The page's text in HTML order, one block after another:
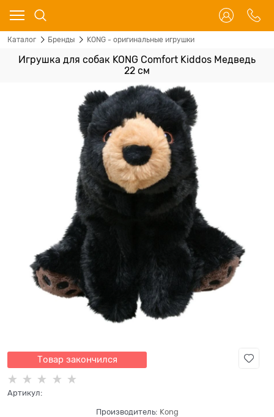
Каталог Бренды KONG - оригинальные игрушки
Игрушка для собак KONG Comfort Kiddos Медведь
22 см
Товар закончился
Артикул:
Производитель: Kong